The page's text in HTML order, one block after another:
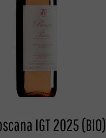
IGT 2025 (BIO)